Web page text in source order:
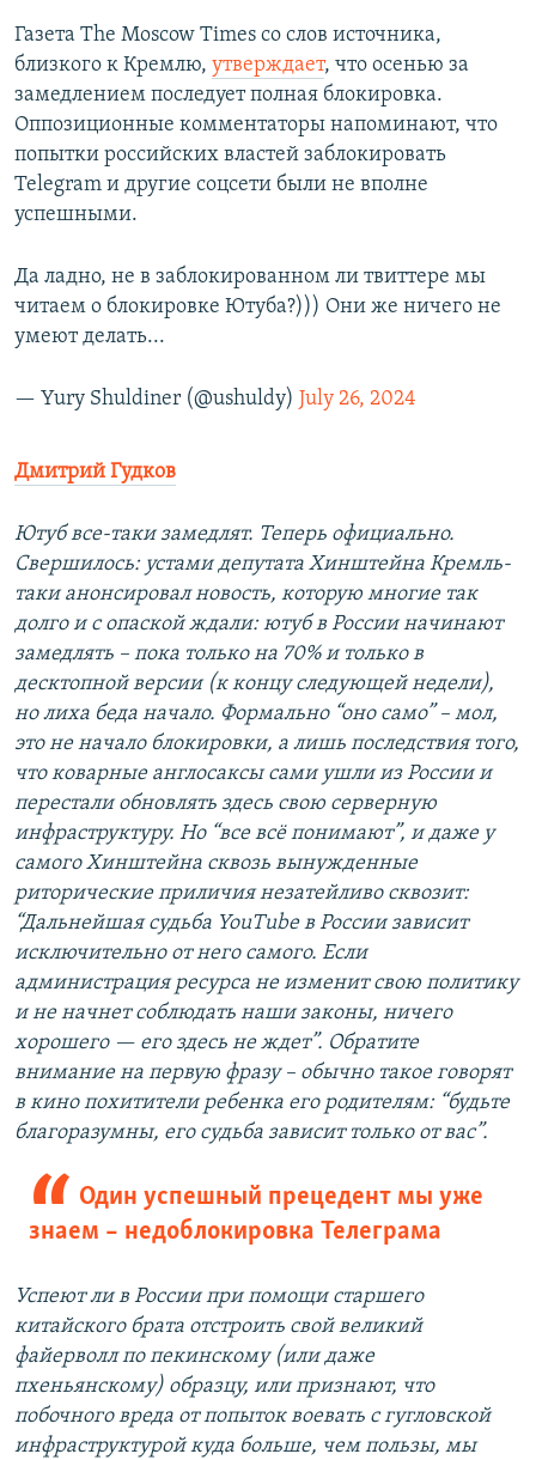
Газета The Moscow Times со слов источника,
близкого к Кремлю, утверждает, что осенью за
замедлением последует полная блокировка.
Оппозиционные комментаторы напоминают, что
попытки российских властей заблокировать
Telegram и другие соцсети были не вполне
успешными.
Да ладно, не в заблокированном ли твиттере мы
читаем о блокировке Ютуба?))) Они же ничего не
умеют делать...
— Yury Shuldiner (@ushuldy) July 26, 2024
Дмитрий Гудков
Ютуб все-таки замедлят. Теперь официально.
Свершилось: устами депутата Хинштейна Кремль-
таки анонсировал новость, которую многие так
долго и с опаской ждали: ютуб в России начинают
замедлять – пока только на 70% и только в
десктопной версии (к концу следующей недели),
но лиха беда начало. Формально “оно само” – мол,
это не начало блокировки, а лишь последствия того,
что коварные англосаксы сами ушли из России и
перестали обновлять здесь свою серверную
инфраструктуру. Но “все всё понимают”, и даже у
самого Хинштейна сквозь вынужденные
риторические приличия незатейливо сквозит:
“Дальнейшая судьба YouTube в России зависит
исключительно от него самого. Если
администрация ресурса не изменит свою политику
и не начнет соблюдать наши законы, ничего
хорошего — его здесь не ждет”. Обратите
внимание на первую фразу – обычно такое говорят
в кино похитители ребенка его родителям: “будьте
благоразумны, его судьба зависит только от вас”.
Один успешный прецедент мы уже
знаем – недоблокировка Телеграма
Успеют ли в России при помощи старшего
китайского брата отстроить свой великий
файерволл по пекинскому (или даже
пхеньянскому) образцу, или признают, что
побочного вреда от попыток воевать с гугловской
инфраструктурой куда больше, чем пользы, мы